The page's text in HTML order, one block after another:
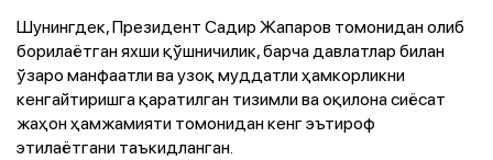
Шунингдек, Президент Садир Жапаров томонидан олиб
борилаётган яхши қўшничилик, барча давлатлар билан
ўзаро манфаатли ва узоқ муддатли ҳамкорликни
кенгайтиришга қаратилган тизимли ва оқилона сиёсат
жаҳон ҳамжамияти томонидан кенг эътироф
этилаётгани таъкидланган.